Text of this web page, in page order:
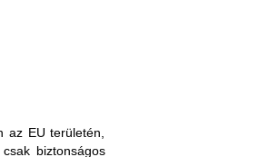
az EU területén,
biztonságos